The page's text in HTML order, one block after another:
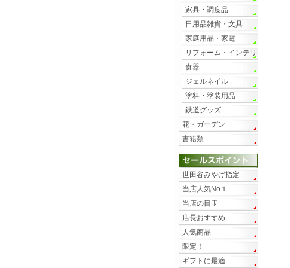
家具・調度品
日用品雑貨・文具
家庭用品・家電
リフォーム・インテリ
ア
食器
ジェルネイル
塗料・塗装用品
鉄道グッズ
花・ガーデン
書籍類
世田谷みやげ指定
当店人気No１
当店の目玉
店長おすすめ
人気商品
限定！
ギフトに最適